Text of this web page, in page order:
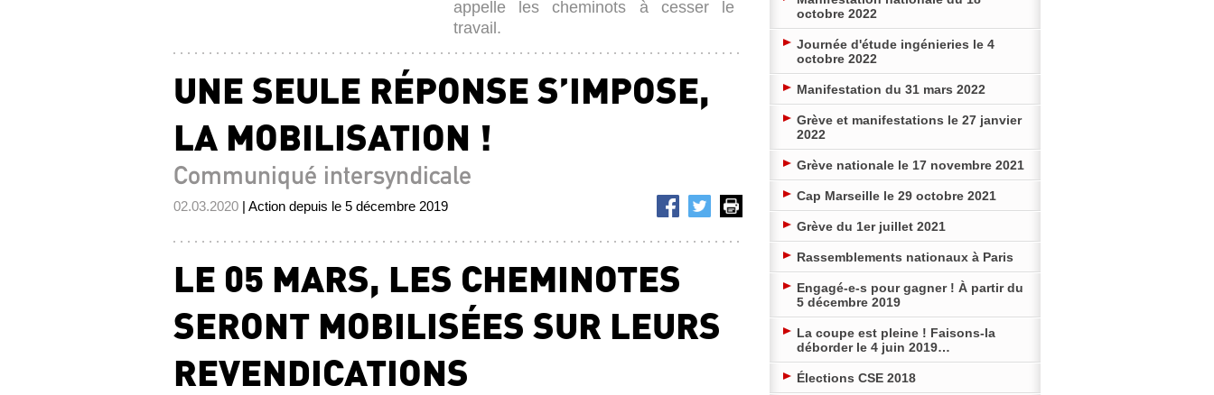
appelle les cheminots à cesser le
travail.
UNE SEULE RÉPONSE S’IMPOSE,
LA MOBILISATION !
Communiqué intersyndicale
02.03.2020 | Action depuis le 5 décembre 2019
LE 05 MARS, LES CHEMINOTES
SERONT MOBILISÉES SUR LEURS
REVENDICATIONS
octobre 2022
Journée d'étude ingénieries le 4
octobre 2022
Manifestation du 31 mars 2022
Grève et manifestations le 27 janvier
2022
Grève nationale le 17 novembre 2021
Cap Marseille le 29 octobre 2021
Grève du 1er juillet 2021
Rassemblements nationaux à Paris
Engagé-e-s pour gagner ! À partir du
5 décembre 2019
La coupe est pleine ! Faisons-la
déborder le 4 juin 2019…
Élections CSE 2018